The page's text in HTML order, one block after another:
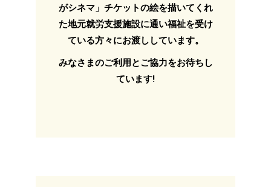
がシネマ」チケットの絵を描いてくれ
た地元就労支援施設に通い福祉を受け
ている方々にお渡ししています。
みなさまのご利用とご協力をお待ちし
ています!